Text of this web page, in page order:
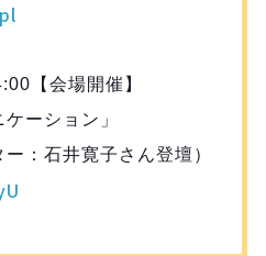
【会場開催】
ーション」
ー：石井寛子さん登壇）